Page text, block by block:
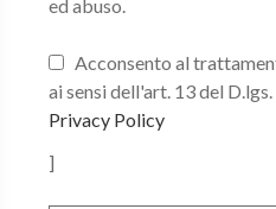
ed abuso.
Acconsento al
ai sensi dell'art. 13 del
Privacy Policy
]